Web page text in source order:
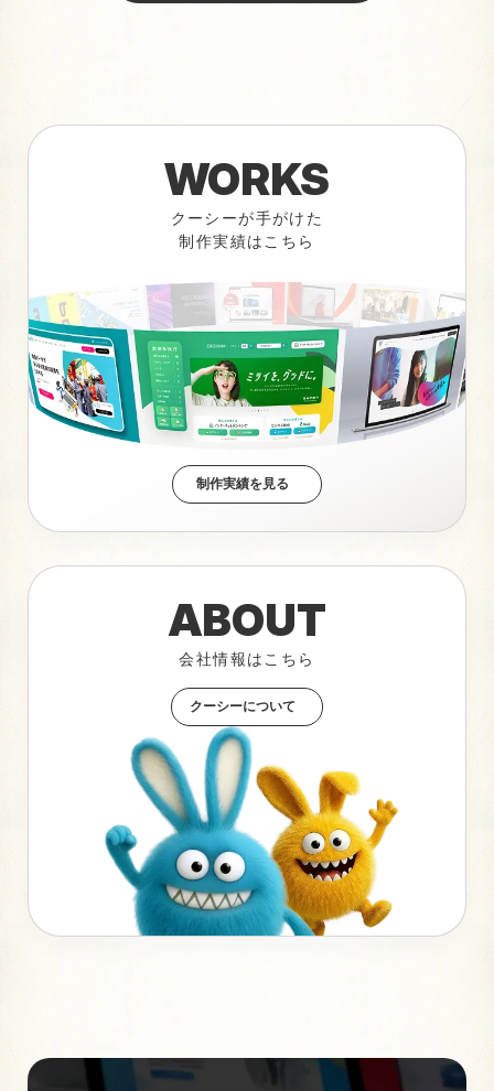
WORKS
クーシーが手がけた
制作実績はこちら
制作実績を見る
ABOUT
会社情報はこちら
クーシーについて